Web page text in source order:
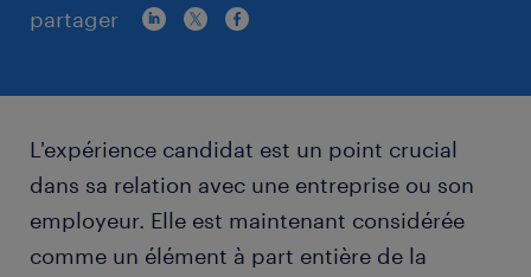
partager
L'expérience candidat est un point crucial
dans sa relation avec une entreprise ou son
employeur. Elle est maintenant considérée
comme un élément à part entière de la